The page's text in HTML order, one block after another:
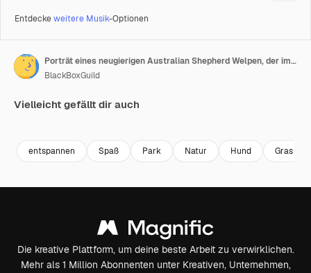
Entdeckeweitere Musik-Optionen
Porträt eines neugierigen Australian Shepherd Welpen, der im Park nach oben schaut und auf Futter wartet.
BlackBoxGuild
Vielleicht gefällt dir auch
entspannen Spaß Park Natur Hund Gras
Die kreative Plattform, um deine beste Arbeit zu verwirklichen.
Mehr als 1 Million Abonnenten unter Kreativen, Unternehmen,